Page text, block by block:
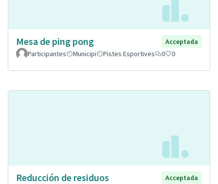
Mesa de ping pong
Acceptada
Participantes
Municipi Pistes Esportives 0 0
Reducción de residuos
Acceptada